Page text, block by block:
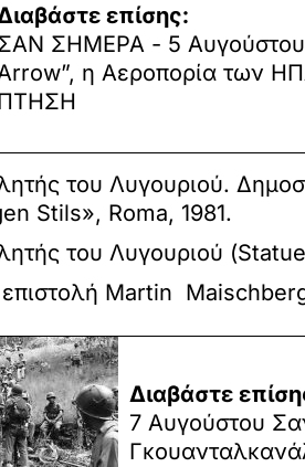
επίσης:
ΣΗΜΕΡΑ - 5 Αυγούστου
η Αεροπορία των
του Λυγουριού.
Stils», Roma, 1981.
του Λυγουριού
Martin
Διαβάστε
7 Αυγούστου